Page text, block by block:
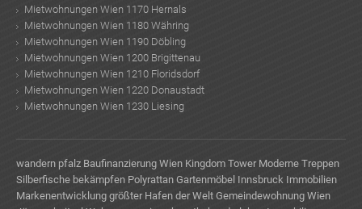
Mietwohnungen Wien 1170 Hernals
Mietwohnungen Wien 1180 Währing
Mietwohnungen Wien 1190 Döbling
Mietwohnungen Wien 1200 Brigittenau
Mietwohnungen Wien 1210 Floridsdorf
Mietwohnungen Wien 1220 Donaustadt
Mietwohnungen Wien 1230 Liesing
wandern pfalz Baufinanzierung Wien Kingdom Tower Moderne Treppen
Silberfische bekämpfen Polyrattan Gartenmöbel Innsbruck Immobilien
Markenentwicklung größter Hafen der Welt Gemeindewohnung Wien